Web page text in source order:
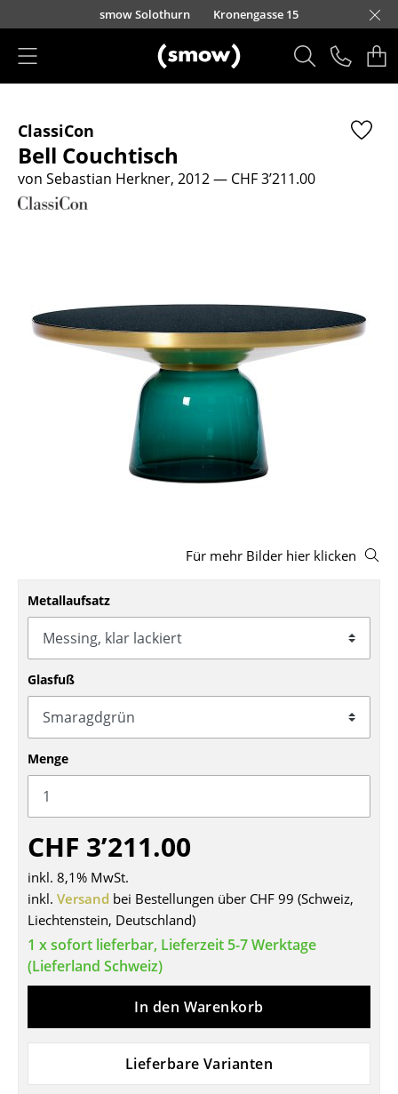
Direkt zum Inhaltsmow Solothurn Kronengasse 15
Sitzmöbel
Esszimmerstühle
Sofas
Stühle
Freischwinger
Bänke & Liegen
Schaukelstühle
Bürodrehstühle
Konferenzstühle
Bürosessel
Einzelteile
... alle Sitzmöbel
Tische
Esstische
Beistelltische
Couchtische
Schreibtische
Sekretäre & PC-Tische
Konferenztische
Stehtische & Stehpulte
ClassiCon
Bell Couchtisch
von Sebastian Herkner, 2012— CHF 3’211.00
Für mehr Bilder hier klicken
Metallaufsatz
Glasfuß
Menge
CHF 3’211.00
inkl. 8,1% MwSt.
inkl. Versand bei Bestellungen über CHF 99 (Schweiz,
Liechtenstein, Deutschland)
1 x sofort lieferbar, Lieferzeit 5-7 Werktage
(Lieferland Schweiz)
In den Warenkorb
Lieferbare Varianten